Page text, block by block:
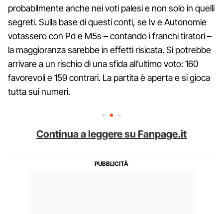
probabilmente anche nei voti palesi e non solo in quelli
segreti. Sulla base di questi conti, se Iv e Autonomie
votassero con Pd e M5s – contando i franchi tiratori –
la maggioranza sarebbe in effetti risicata. Si potrebbe
arrivare a un rischio di una sfida all’ultimo voto: 160
favorevoli e 159 contrari. La partita è aperta e si gioca
tutta sui numeri.
Continua a leggere su Fanpage.it